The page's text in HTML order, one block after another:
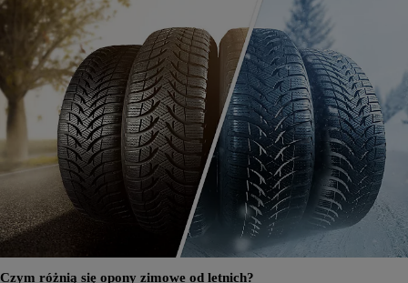
Czym różnią się opony zimowe od letnich?